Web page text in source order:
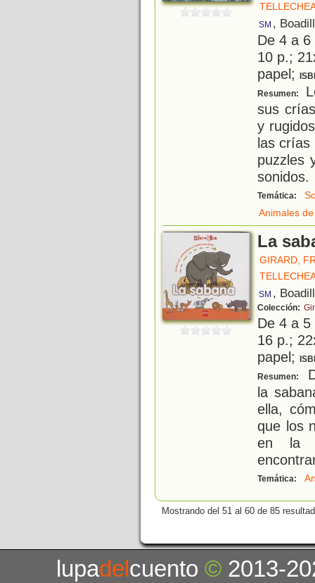
SM ,
De 4 a
10 p.;
papel;
Resumen:
sus
y
las crías
puzzles
sonidos.
Temática:
Animales
La
GIRARD,
SM ,
Colección:
De 4 a
16 p.;
papel;
Resumen:
la
ella,
que los
en la
Temática:
Mostrando del 51 al 60 de 85
lupadelcuento© 2013-